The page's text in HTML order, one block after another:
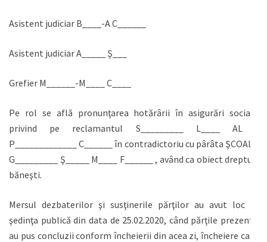
Asistent judiciar B____-A C______
Asistent judiciar A_____ Ş___
Grefier M______-M____ C____
Pe rol se află pronunţarea hotărârii în asigurări sociale
privind pe reclamantul S_________ L____ AL Î
P_____________ C______ în contradictoriu cu pârâta ŞCOALA
G_________ Ş_____ M____ F______ , având ca obiect drepturi
băneşti.
Mersul dezbaterilor şi susţinerile părţilor au avut loc în
şedinţa publică din data de 25.02.2020, când părţile prezente
au pus concluzii conform încheierii din acea zi, încheiere care